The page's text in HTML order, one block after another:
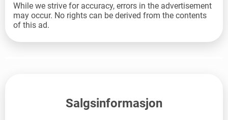
While we strive for accuracy, errors in the advertisement
may occur. No rights can be derived from the contents
of this ad.
Salgsinformasjon